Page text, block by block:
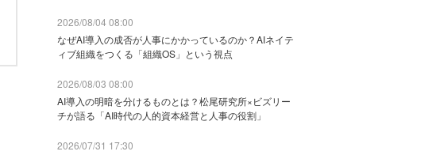
2026/08/04 08:00
なぜAI導入の成否が人事にかかっているのか？AIネイテ
ィブ組織をつくる「組織OS」という視点
2026/08/03 08:00
AI導入の明暗を分けるものとは？松尾研究所×ビズリー
チが語る「AI時代の人的資本経営と人事の役割」
2026/07/31 17:30